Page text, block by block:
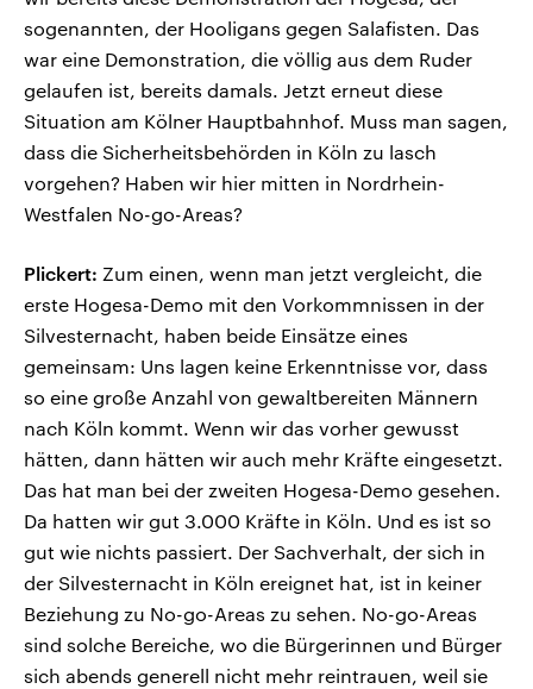
sogenannten, der Hooligans gegen Salafisten. Das
war eine Demonstration, die völlig aus dem Ruder
gelaufen ist, bereits damals. Jetzt erneut diese
Situation am Kölner Hauptbahnhof. Muss man sagen,
dass die Sicherheitsbehörden in Köln zu lasch
vorgehen? Haben wir hier mitten in Nordrhein-
Westfalen No-go-Areas?
Plickert: Zum einen, wenn man jetzt vergleicht, die
erste Hogesa-Demo mit den Vorkommnissen in der
Silvesternacht, haben beide Einsätze eines
gemeinsam: Uns lagen keine Erkenntnisse vor, dass
so eine große Anzahl von gewaltbereiten Männern
nach Köln kommt. Wenn wir das vorher gewusst
hätten, dann hätten wir auch mehr Kräfte eingesetzt.
Das hat man bei der zweiten Hogesa-Demo gesehen.
Da hatten wir gut 3.000 Kräfte in Köln. Und es ist so
gut wie nichts passiert. Der Sachverhalt, der sich in
der Silvesternacht in Köln ereignet hat, ist in keiner
Beziehung zu No-go-Areas zu sehen. No-go-Areas
sind solche Bereiche, wo die Bürgerinnen und Bürger
sich abends generell nicht mehr reintrauen, weil sie